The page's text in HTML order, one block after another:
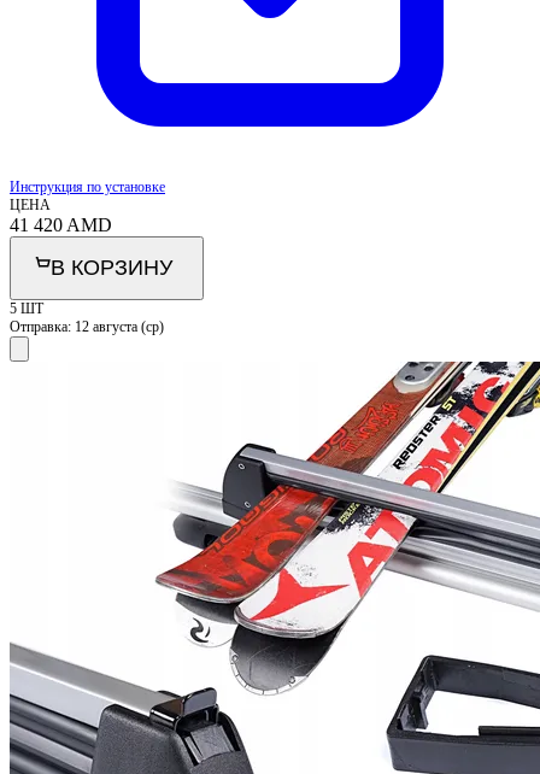
Инструкция по установке
ЦЕНА
41 420 AMD
В КОРЗИНУ
5 ШТ
Отправка: 12 августа (ср)